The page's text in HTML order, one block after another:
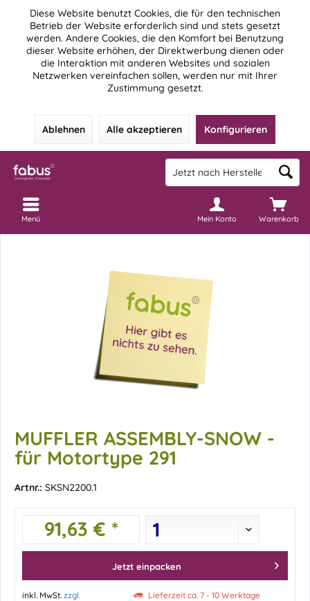
Diese Website benutzt Cookies, die für den technischen
Betrieb der Website erforderlich sind und stets gesetzt
werden. Andere Cookies, die den Komfort bei Benutzung
dieser Website erhöhen, der Direktwerbung dienen oder
die Interaktion mit anderen Websites und sozialen
Netzwerken vereinfachen sollen, werden nur mit Ihrer
Zustimmung gesetzt.
Ablehnen Alle akzeptieren Konfigurieren
Warenkorb
Mein Konto
Menü
MUFFLER ASSEMBLY-SNOW -
für Motortype 291
Artnr.: SKSN2200.1
91,63 € *
Jetzt einpacken
inkl. MwSt. zzgl.
Lieferzeit ca. 7 - 10 Werktage